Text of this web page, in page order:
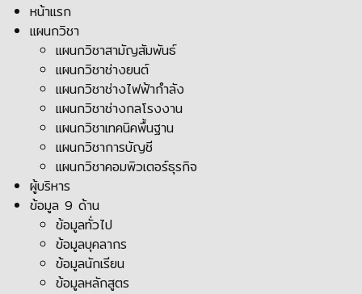
หน้าแรก
แผนกวิชา
แผนกวิชาสามัญสัมพันธ์
แผนกวิชาช่างยนต์
แผนกวิชาช่างไฟฟ้ากำลัง
แผนกวิชาช่างกลโรงงาน
แผนกวิชาเทคนิคพื้นฐาน
แผนกวิชาการบัญชี
แผนกวิชาคอมพิวเตอร์ธุรกิจ
ผู้บริหาร
ข้อมูล 9 ด้าน
ข้อมูลทั่วไป
ข้อมูลบุคลากร
ข้อมูลนักเรียน
ข้อมูลหลักสูตร